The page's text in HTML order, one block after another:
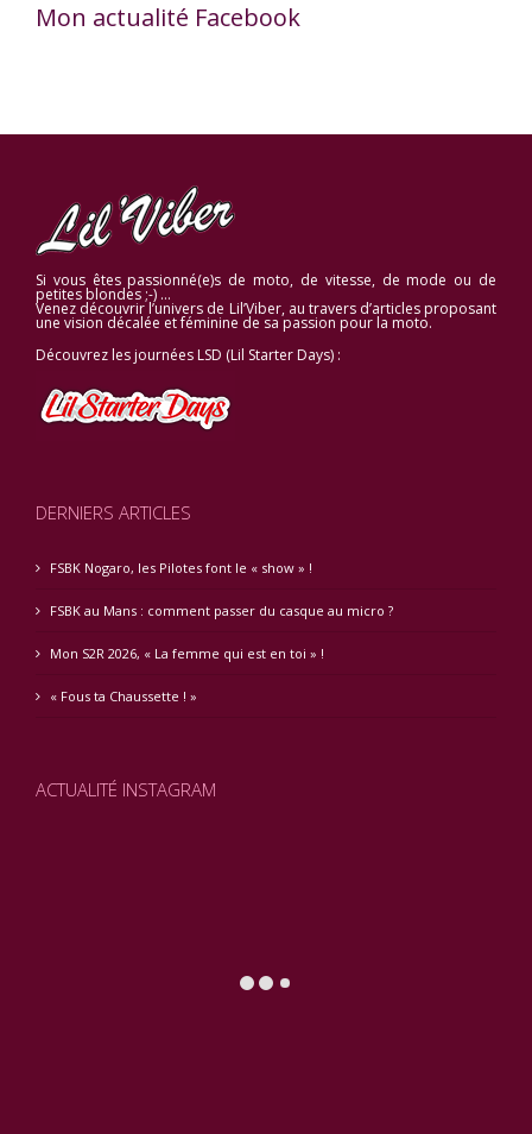
Mon actualité Facebook
Si vous êtes passionné(e)s de moto, de vitesse, de mode ou de
petites blondes ;-) …
Venez découvrir l’univers de Lil’Viber, au travers d’articles proposant
une vision décalée et féminine de sa passion pour la moto.
Découvrez les journées LSD (Lil Starter Days) :
DERNIERS ARTICLES
FSBK Nogaro, les Pilotes font le « show » !
FSBK au Mans : comment passer du casque au micro ?
Mon S2R 2026, « La femme qui est en toi » !
« Fous ta Chaussette ! »
ACTUALITÉ INSTAGRAM